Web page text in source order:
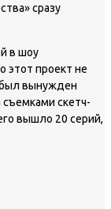
сразу
в шоу
этот проект не
вынужден
скетч-
вышло 20 серий,